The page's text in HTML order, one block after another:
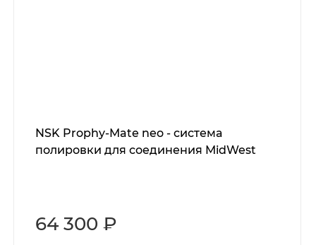
NSK Prophy-Mate neo - система
полировки для соединения MidWest
64 300 ₽